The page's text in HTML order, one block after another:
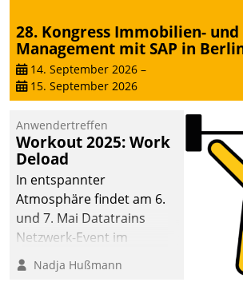
dem externen
Serviceteam, Anrufe von
Mietenden zügiger und
effizienter zu bearbeiten.
28. Kongress Immobilien-
Management mit SAP in
14. September 2026 –
15. September 2026
Anwendertreffen
Workout 2025: Work
Deload
In entspannter
Atmosphäre findet am 6.
und 7. Mai Datatrains
Netzwerk-Event im
Kunden- und Partnerkreis
statt. Zentrale Frage: Wie
Nadja Hußmann